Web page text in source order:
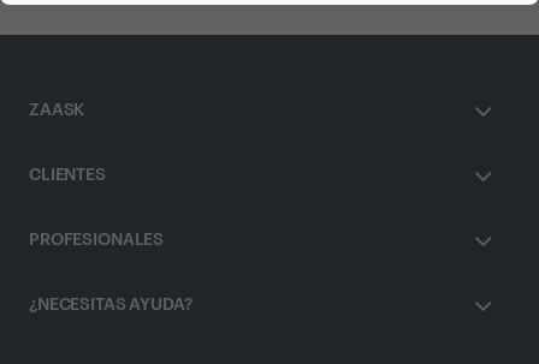
ZAASK
CLIENTES
PROFESIONALES
¿NECESITAS AYUDA?